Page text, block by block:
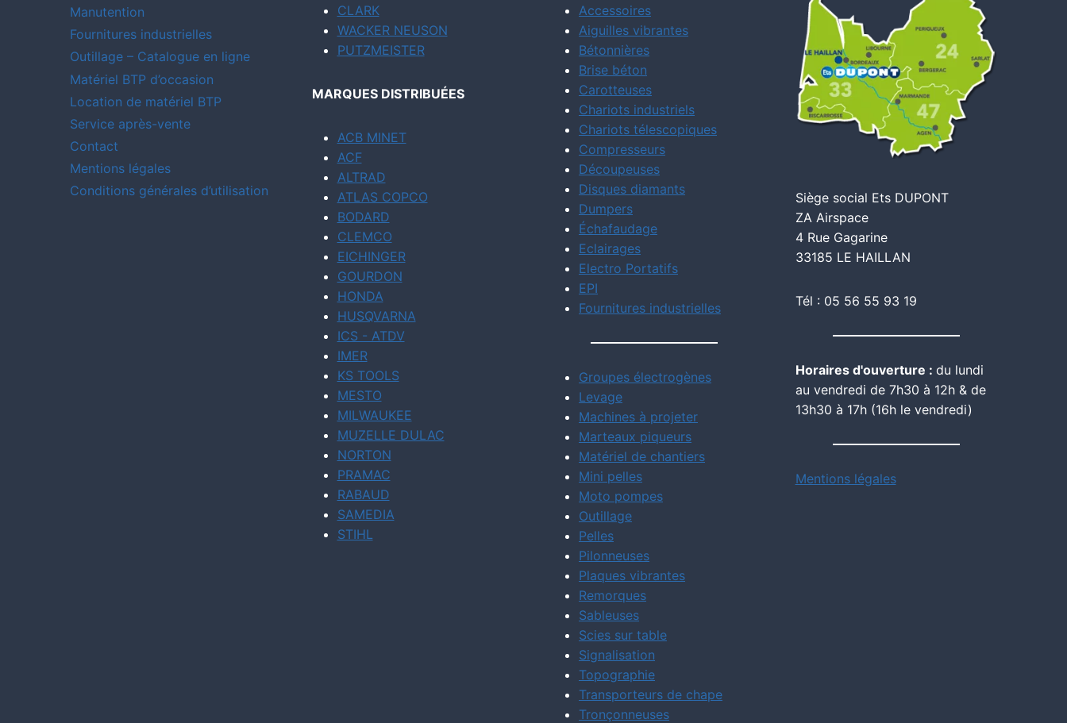
Manutention
Fournitures industrielles
Outillage – Catalogue en ligne
Matériel BTP d’occasion
Location de matériel BTP
Service après-vente
Contact
Mentions légales
Conditions générales d’utilisation
CLARK
WACKER NEUSON
PUTZMEISTER
MARQUES DISTRIBUÉES
ACB MINET
ACF
ALTRAD
ATLAS COPCO
BODARD
CLEMCO
EICHINGER
GOURDON
HONDA
HUSQVARNA
ICS - ATDV
IMER
KS TOOLS
MESTO
MILWAUKEE
MUZELLE DULAC
NORTON
PRAMAC
RABAUD
SAMEDIA
STIHL
Accessoires
Aiguilles vibrantes
Bétonnières
Brise béton
Carotteuses
Chariots industriels
Chariots télescopiques
Compresseurs
Découpeuses
Disques diamants
Dumpers
Échafaudage
Eclairages
Electro Portatifs
EPI
Fournitures industrielles
Groupes électrogènes
Levage
Machines à projeter
Marteaux piqueurs
Matériel de chantiers
Mini pelles
Moto pompes
Outillage
Pelles
Pilonneuses
Plaques vibrantes
Remorques
Sableuses
Scies sur table
Signalisation
Topographie
Transporteurs de chape
Tronçonneuses
Siège social Ets DUPONT
ZA Airspace
4 Rue Gagarine
33185 LE HAILLAN
Tél : 05 56 55 93 19
Horaires d'ouverture : du lundi
au vendredi de 7h30 à 12h & de
13h30 à 17h (16h le vendredi)
Mentions légales